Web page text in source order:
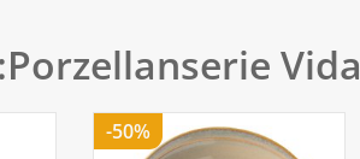
Vida
-50%